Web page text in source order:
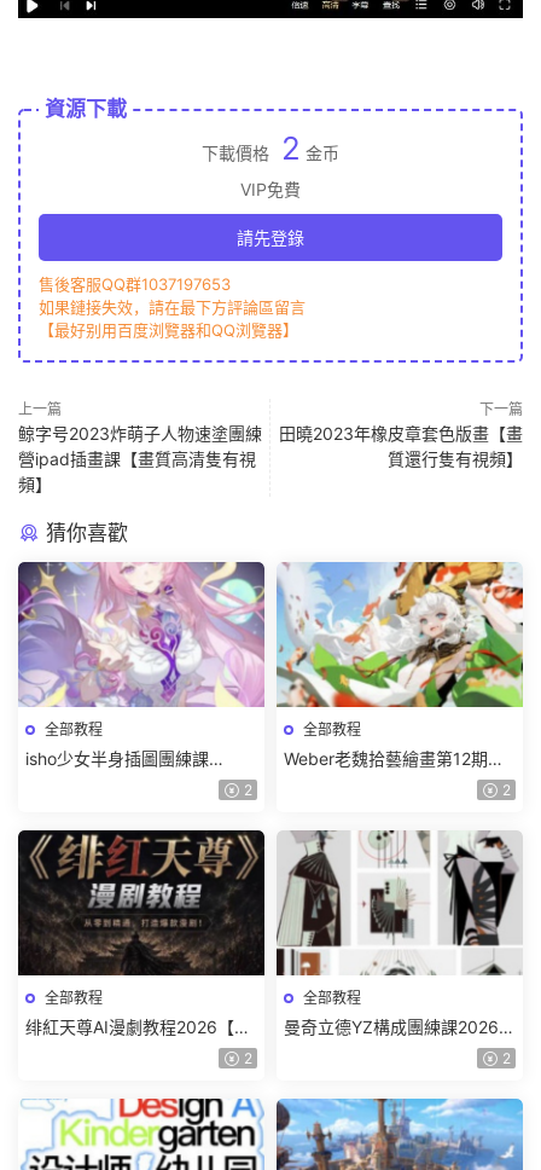
資源下載
下載價格 2 金币
VIP免費
請先登錄
售後客服QQ群1037197653
如果鏈接失效，請在最下方評論區留言
【最好别用百度浏覽器和QQ浏覽器】
上一篇
鲸字号2023炸萌子人物速塗團練
營ipad插畫課【畫質高清隻有視
頻】
下一篇
田曉2023年橡皮章套色版畫【畫
質還行隻有視頻】
猜你喜歡
全部教程
isho少女半身插圖團練課
2026【畫質高清隻有視頻】 2
全部教程
Weber老魏拾藝繪畫第12期角
色特訓班【畫質不錯隻有視
2
全部教程
绯紅天尊AI漫劇教程2026【畫
2
全部教程
曼奇立德YZ構成團練課2026年
8月已結課【畫質高清有課件】
2